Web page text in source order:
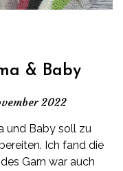
& Baby
2022
und Baby soll zu
Ich fand die
Garn war auch